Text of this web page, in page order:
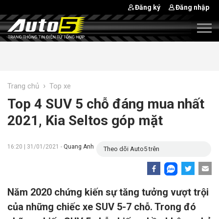
Đăng ký Đăng nhập
Trang chủ › Top xe
Top 4 SUV 5 chỗ đáng mua nhất
2021, Kia Seltos góp mặt
16:20 | 31/01/2021 - Quang Anh Theo dõi Auto5 trên
Năm 2020 chứng kiến sự tăng tưởng vượt trội
của những chiếc xe SUV 5-7 chỗ. Trong đó